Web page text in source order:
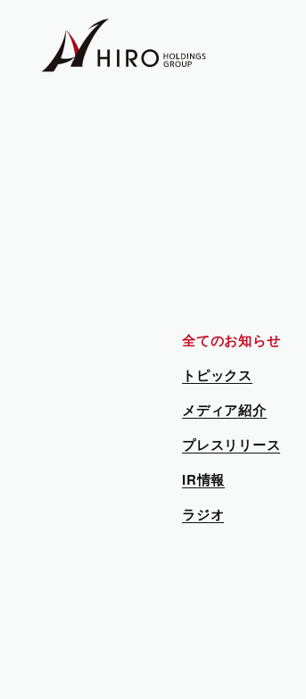
全てのお知らせ
トピックス
メディア紹介
プレスリリース
IR情報
ラジオ